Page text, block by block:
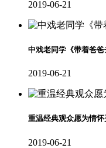
2019-06-21
中戏老同学《带着爸
2019-06-21
重温经典观众愿为情
2019-06-21